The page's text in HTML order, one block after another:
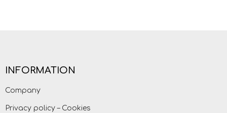
INFORMATION
Company
Privacy policy – Cookies